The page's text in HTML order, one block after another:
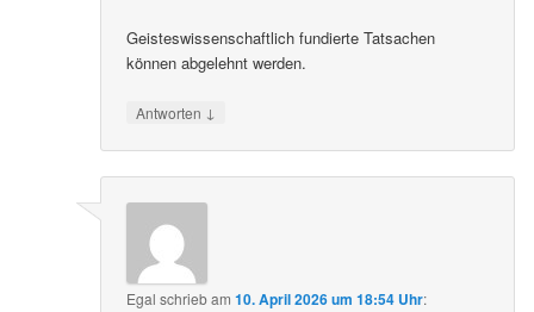
Geisteswissenschaftlich fundierte Tatsachen
können abgelehnt werden.
Antworten ↓
Egal schriebam10. April 2026 um 18:54 Uhr: